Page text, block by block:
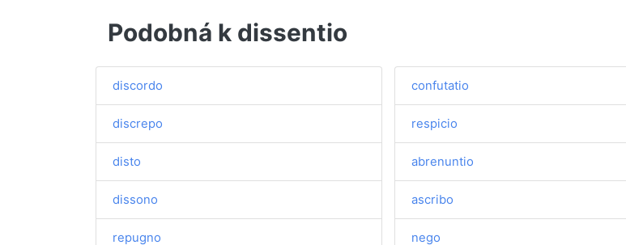
Podobná k dissentio
discordo
discrepo
disto
dissono
repugno
confutatio
respicio
abrenuntio
ascribo
nego